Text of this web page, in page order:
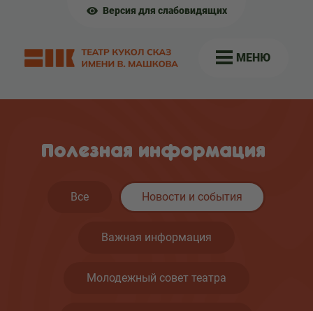
Версия для слабовидящих
МЕНЮ
Полезная информация
Все Новости и события
Важная информация
Молодежный совет театра